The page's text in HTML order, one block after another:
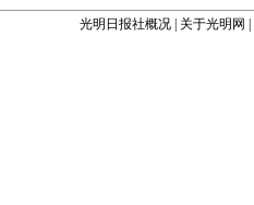
光明日报社概况 关于光明网